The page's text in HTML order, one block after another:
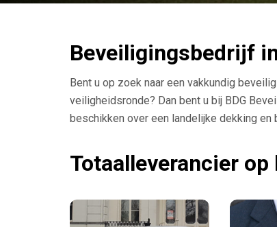
Beveiligingsbedrijf
Bent u op zoek naar een vakkundig
veiligheidsronde? Dan bent u bij BDG
beschikken over een landelijke dekking
Totaalleverancier